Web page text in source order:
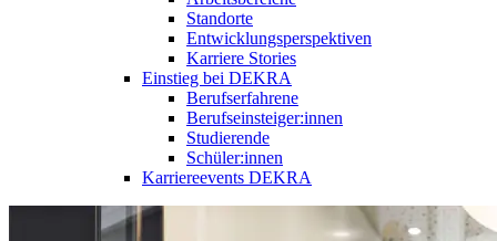
Standorte
Entwicklungsperspektiven
Karriere Stories
Einstieg bei DEKRA
Berufserfahrene
Berufseinsteiger:innen
Studierende
Schüler:innen
Karriereevents DEKRA